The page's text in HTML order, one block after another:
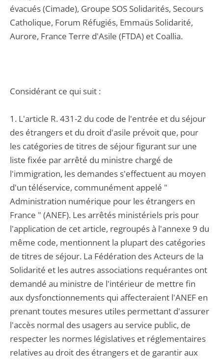
évacués (Cimade), Groupe SOS Solidarités, Secours
Catholique, Forum Réfugiés, Emmaüs Solidarité,
Aurore, France Terre d'Asile (FTDA) et Coallia.
Considérant ce qui suit :
1. L'article R. 431-2 du code de l'entrée et du séjour
des étrangers et du droit d'asile prévoit que, pour
les catégories de titres de séjour figurant sur une
liste fixée par arrêté du ministre chargé de
l'immigration, les demandes s'effectuent au moyen
d'un téléservice, communément appelé "
Administration numérique pour les étrangers en
France " (ANEF). Les arrêtés ministériels pris pour
l'application de cet article, regroupés à l'annexe 9 du
même code, mentionnent la plupart des catégories
de titres de séjour. La Fédération des Acteurs de la
Solidarité et les autres associations requérantes ont
demandé au ministre de l'intérieur de mettre fin
aux dysfonctionnements qui affecteraient l'ANEF en
prenant toutes mesures utiles permettant d'assurer
l'accès normal des usagers au service public, de
respecter les normes législatives et réglementaires
relatives au droit des étrangers et de garantir aux